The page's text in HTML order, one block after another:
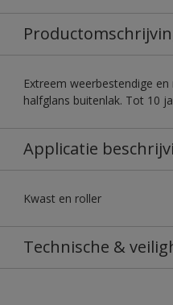
Extreem weerbestendige
halfglans buitenlak. Tot 10
Applicatie
Kwast en roller
Technische &